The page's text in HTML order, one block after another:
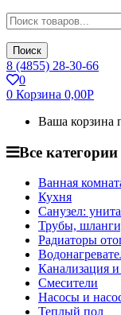
Поиск
8 (4855) 28-30-66
0
0 Корзина 0,00Р
Ваша корзина
Все категории
Ванная
Кухня
Санузел:
Трубы,
Радиаторы
Канализация
Смесители
Насосы и
Теплый пол